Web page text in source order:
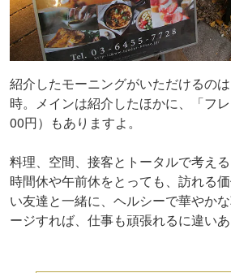
紹介したモーニングがいただけるの
時。メインは紹介したほかに、「フ
00円）もありますよ。
料理、空間、接客とトータルで考え
時間休や午前休をとっても、訪れる
い友達と一緒に、ヘルシーで華やか
ージすれば、仕事も頑張れるに違いあ